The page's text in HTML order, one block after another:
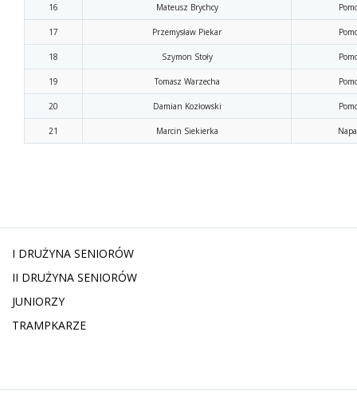
16 Mateusz Brychcy
17 Przemysław Piekar
18 Szymon Stoły
19 Tomasz Warzecha
20 Damian Kozłowski
21 Marcin Siekierka
I DRUŻYNA SENIORÓW
II DRUŻYNA SENIORÓW
JUNIORZY
TRAMPKARZE